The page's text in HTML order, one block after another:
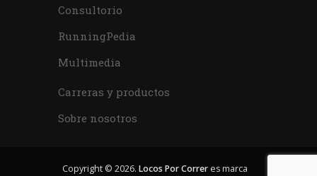
Consultorio
RunningPedia
Multimedia
Carreras y productos
Sobre nosotros
Copyright © 2026. Locos Por Correr es marca